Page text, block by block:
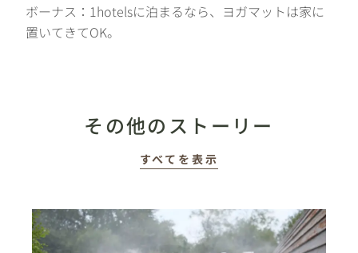
ボーナス：1hotelsに泊まるなら、ヨガマットは家に
置いてきてOK。
その他のストーリー
すべてを表示